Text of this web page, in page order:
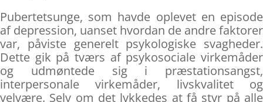
Pubertetsunge, som havde oplevet en episode
af depression, uanset hvordan de andre faktorer
var, påviste generelt psykologiske svagheder.
Dette gik på tværs af psykosociale virkemåder
og udmøntede sig i præstationsangst,
interpersonale virkemåder, livskvalitet og
velvære. Selv om det lykkedes at få styr på alle